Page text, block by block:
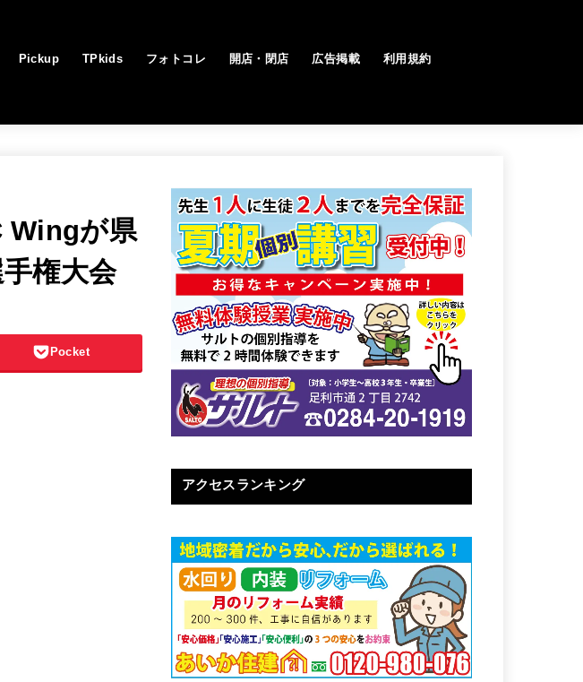
Pickup TPkids フォトコレ 開店・閉店 広告掲載 利用規約
Wingが県
権大会
Pocket
アクセスランキング